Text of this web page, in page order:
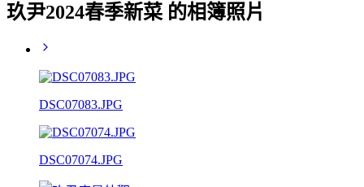
玖尹2024春季新菜 的相簿照片
DSC07083.JPG
DSC07074.JPG